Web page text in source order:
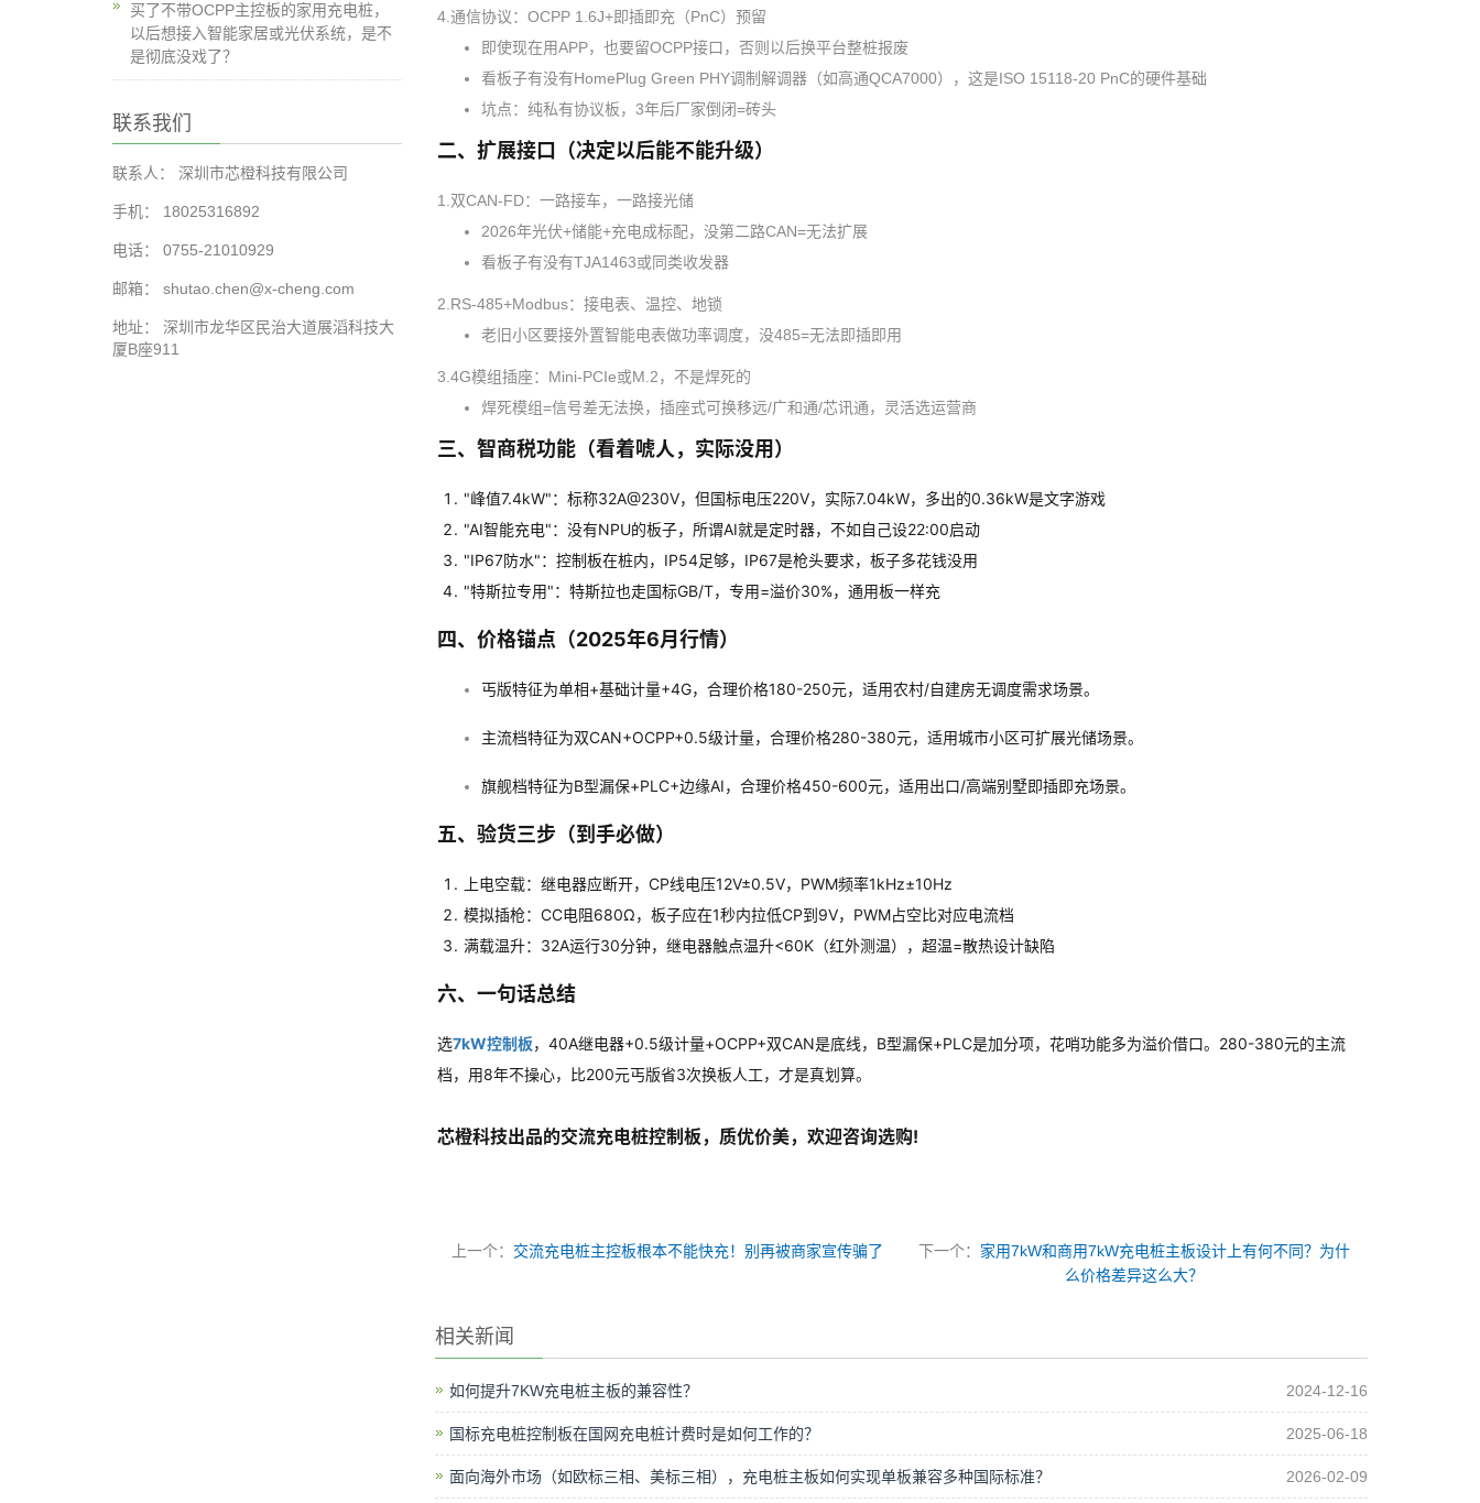
4.通信协议：OCPP 1.6J+即插即充（PnC）预留
即使现在用APP，也要留OCPP接口，否则以后换平台整桩报废
看板子有没有HomePlug Green PHY调制解调器（如高通QCA7000），这是ISO 15118-20 PnC的硬件基础
坑点：纯私有协议板，3年后厂家倒闭=砖头
二、扩展接口（决定以后能不能升级）
1.双CAN-FD：一路接车，一路接光储
2026年光伏+储能+充电成标配，没第二路CAN=无法扩展
看板子有没有TJA1463或同类收发器
2.RS-485+Modbus：接电表、温控、地锁
老旧小区要接外置智能电表做功率调度，没485=无法即插即用
3.4G模组插座：Mini-PCIe或M.2，不是焊死的
焊死模组=信号差无法换，插座式可换移远/广和通/芯讯通，灵活选运营商
三、智商税功能（看着唬人，实际没用）
"峰值7.4kW"：标称32A@230V，但国标电压220V，实际7.04kW，多出的0.36kW是文字游戏
"AI智能充电"：没有NPU的板子，所谓AI就是定时器，不如自己设22:00启动
"IP67防水"：控制板在桩内，IP54足够，IP67是枪头要求，板子多花钱没用
"特斯拉专用"：特斯拉也走国标GB/T，专用=溢价30%，通用板一样充
四、价格锚点（2025年6月行情）
丐版特征为单相+基础计量+4G，合理价格180-250元，适用农村/自建房无调度需求场景。
主流档特征为双CAN+OCPP+0.5级计量，合理价格280-380元，适用城市小区可扩展光储场景。
旗舰档特征为B型漏保+PLC+边缘AI，合理价格450-600元，适用出口/高端别墅即插即充场景。
五、验货三步（到手必做）
上电空载：继电器应断开，CP线电压12V±0.5V，PWM频率1kHz±10Hz
模拟插枪：CC电阻680Ω，板子应在1秒内拉低CP到9V，PWM占空比对应电流档
满载温升：32A运行30分钟，继电器触点温升<60K（红外测温），超温=散热设计缺陷
六、一句话总结
选7kW控制板，40A继电器+0.5级计量+OCPP+双CAN是底线，B型漏保+PLC是加分项，花哨功能多为溢价借口。280-380元的主流
档，用8年不操心，比200元丐版省3次换板人工，才是真划算。
芯橙科技出品的交流充电桩控制板，质优价美，欢迎咨询选购!
上一个： 交流充电桩主控板根本不能快充！别再被商家宣传骗了 下一个： 家用7kW和商用7kW充电桩主板设计上有何不同？为什
么价格差异这么大？
相关新闻
如何提升7KW充电桩主板的兼容性？ 2024-12-16
国标充电桩控制板在国网充电桩计费时是如何工作的？ 2025-06-18
面向海外市场（如欧标三相、美标三相），充电桩主板如何实现单板兼容多种国际标准？ 2026-02-09
买了不带OCPP主控板的家用充电桩，
以后想接入智能家居或光伏系统，是不
是彻底没戏了？
联系我们
联系人： 深圳市芯橙科技有限公司
手机： 18025316892
电话： 0755-21010929
邮箱： shutao.chen@x-cheng.com
地址： 深圳市龙华区民治大道展滔科技大
厦B座911